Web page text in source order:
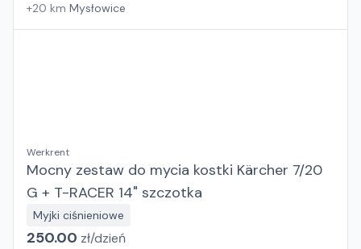
+20 km Mysłowice
Werkrent
Mocny zestaw do mycia kostki Kärcher 7/20
G + T-RACER 14" szczotka
Myjki ciśnieniowe
250.00 zł/dzień